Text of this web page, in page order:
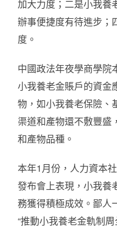
加大力度；二是小我養
辦事便捷度有待進步；
度。
中國政法年夜學商學院
小我養老金賬戶的資金
物，如小我養老保險、
渠道和產物還不敷豐盛
和產物品種。
本年1月份，人力資本
發布會上表現，小我養
務獲得積極成效。鄙人
“推動小我養老金軌制